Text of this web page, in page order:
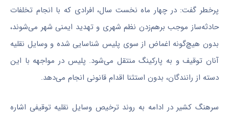
پرخطر گفت: در چهار ماه نخست سال، افرادی که با انجام تخلفات
حادثه‌ساز موجب برهم‌زدن نظم شهری و تهدید ایمنی شهر می‌شوند،
بدون هیچ‌گونه اغماض از سوی پلیس شناسایی شده و وسایل نقلیه
آنان توقیف و به پارکینگ منتقل می‌شود. پلیس در مواجهه با این
دسته از رانندگان، بدون استثنا اقدام قانونی انجام می‌دهد.
سرهنگ کشیر در ادامه به روند ترخیص وسایل نقلیه توقیفی اشاره